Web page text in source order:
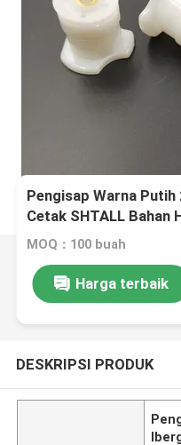
Pengisap Warna
Cetak SHTALL Bahan
MOQ：100 buah
Harga terbaik
DESKRIPSI PRODUK